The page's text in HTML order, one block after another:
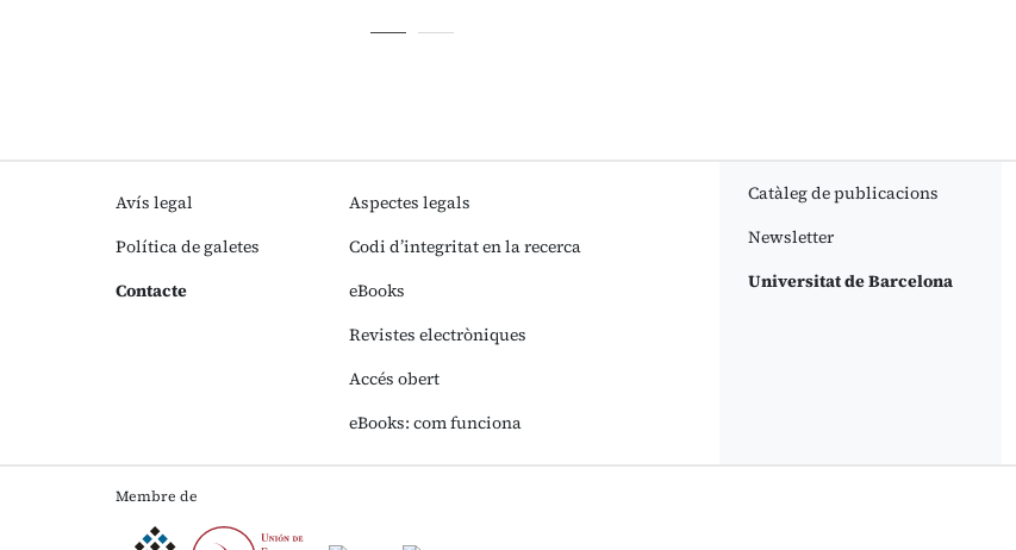
Avís legal
Política de galetes
Contacte
Aspectes legals
Codi d’integritat en la recerca
eBooks
Revistes electròniques
Accés obert
eBooks: com funciona
Catàleg de publicacions
Newsletter
Universitat de Barcelona
Membre de